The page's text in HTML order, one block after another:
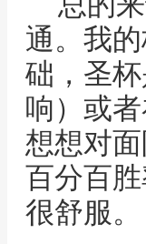
通。我
础，圣
响）或
想想对
百分百
很舒服。